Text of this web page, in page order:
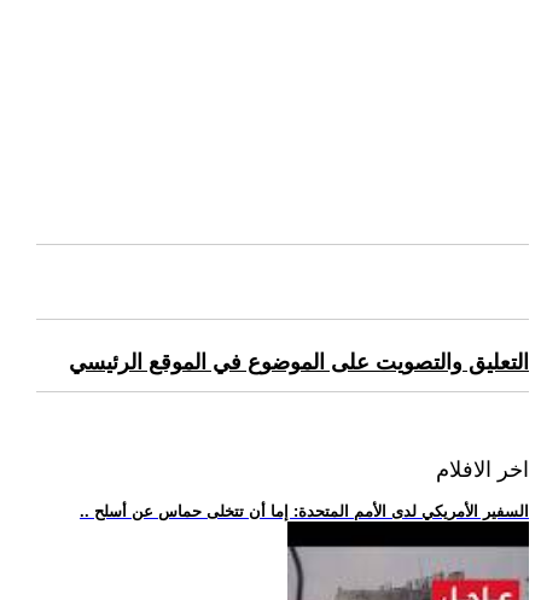
التعليق والتصويت على الموضوع في الموقع الرئيسي
اخر الافلام
.. السفير الأمريكي لدى الأمم المتحدة: إما أن تتخلى حماس عن أسلح